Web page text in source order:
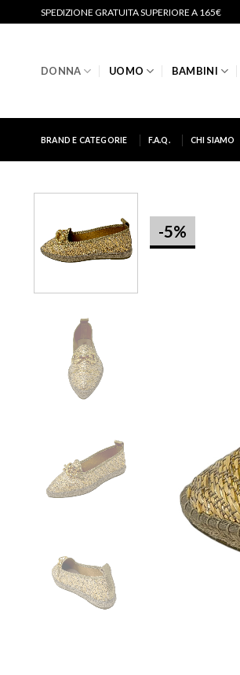
SPEDIZIONE GRATUITA SUPERIORE A 165€
DONNA UOMO BAMBINI
BRAND E CATEGORIE F.A.Q. CHI SIAMO
-5%